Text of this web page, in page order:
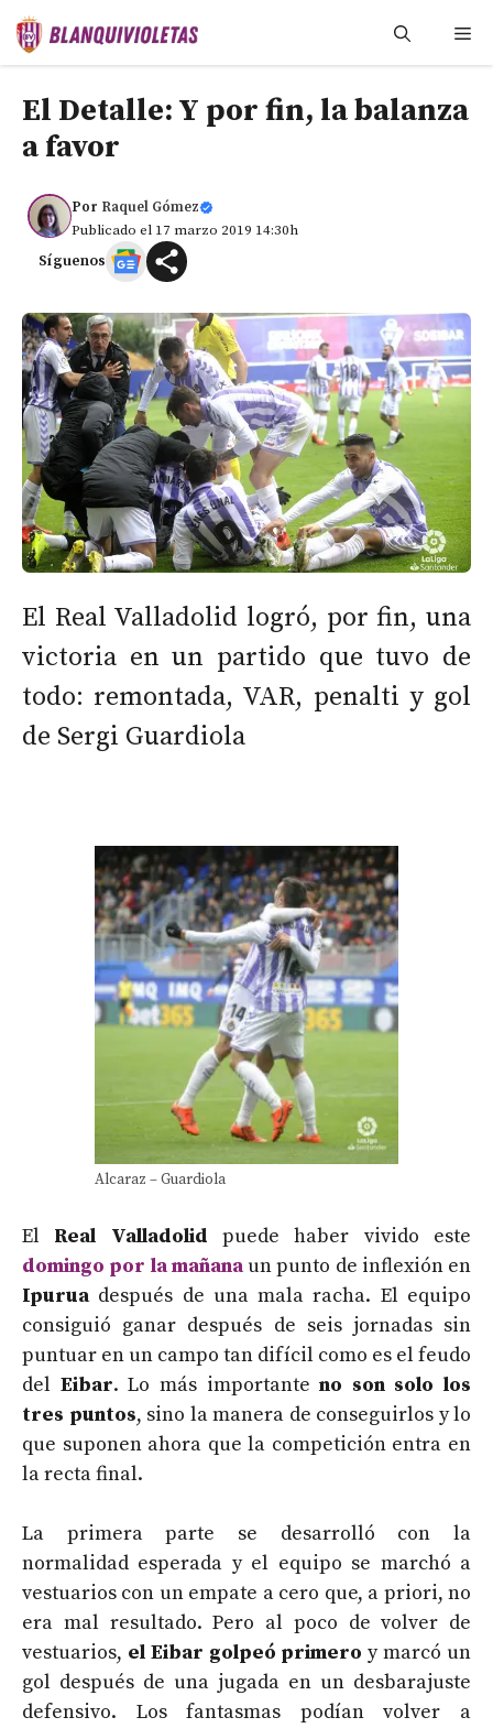
Saltar
El Detalle: Y por fin, la balanza
a favor
Por Raquel Gómez
Publicado el 17 marzo 2019 14:30h
Síguenos
El Real Valladolid logró, por fin, una
victoria en un partido que tuvo de
todo: remontada, VAR, penalti y gol
de Sergi Guardiola
Alcaraz – Guardiola
El Real Valladolid puede haber vivido este
domingo por la mañanaun punto de inflexión en
Ipurua después de una mala racha. El equipo
consiguió ganar después de seis jornadas sin
puntuar en un campo tan difícil como es el feudo
del Eibar. Lo más importanteno son solo los
tres puntos, sino la manera de conseguirlos y lo
que suponen ahora que la competición entra en
la recta final.
La primera parte se desarrolló con la
normalidad esperada y el equipo se marchó a
vestuarios con un empate a cero que, a priori, no
era mal resultado. Pero al poco de volver de
vestuarios, el Eibar golpeó primero y marcó un
gol después de una jugada en un desbarajuste
defensivo. Los fantasmas podían volver a